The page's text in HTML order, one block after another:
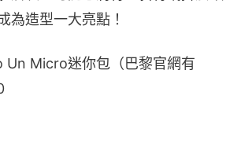
為造型一大亮點！
Un Micro迷你包（巴黎官網有